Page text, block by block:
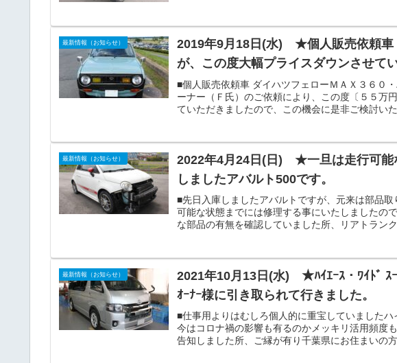
込／リフトアップ／リアタンクガード新／前後社
ダンパー新／フォグランプ／ハ...
最新情報（お知らせ）
2019年9月18日(水) ★個人販売依頼車
が、この度大幅プライスダウンさせて
■個人販売依頼車 ダイハツフェローＭＡＸ３６０
ーナー（Ｆ氏）のご依頼により、この度〔５５
ていただきましたので、この機会に是非ご検討い
最新情報（お知らせ）
2022年4月24日(日) ★一旦は走行可能
しましたアバルト500です。
■先日入庫しましたアバルトですが、元来は部品
可能な状態までには修理する事にいたしましたの
な部品の有無を確認していました所、リアトラン
るとかなりの高額請求となりそうです。と言う事
ましたが、今一度経費対効果を考え、壊した後で
最新情報（お知らせ）
2021年10月13日(水) ★ﾊｲｴｰｽ・ﾜｲﾄﾞ ｽ
ｵｰﾅｰ様に引き取られて行きました。
■仕事用よりはむしろ個人的に重宝していました
今はコロナ禍の影響も有るのかメッキリ活用頻度
告知しました所、ご縁が有り千葉県にお住まいの